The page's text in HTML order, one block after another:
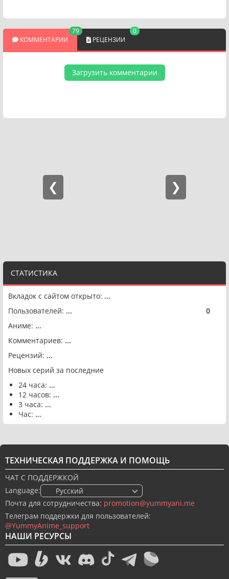
СТАТИСТИКА
Вкладок с сайтом открыто: ...
Пользователей: ... 0
Аниме: ...
Комментариев: ...
Рецензий: ...
Новых серий за последние
24 часа: ...
12 часов: ...
3 часа: ...
Час: ...
КОММЕНТАРИИ
79
РЕЦЕНЗИИ
0
Загрузить комментарии
НАШИ РЕСУРСЫ
ТЕХНИЧЕСКАЯ ПОДДЕРЖКА И ПОМОЩЬ
ЧАТ С ПОДДЕРЖКОЙ
Language:
🇷🇺 Русский
Почта для сотрудничества: promotion@yummyani.me
Телеграм поддержки для пользователей:
@YummyAnime_support